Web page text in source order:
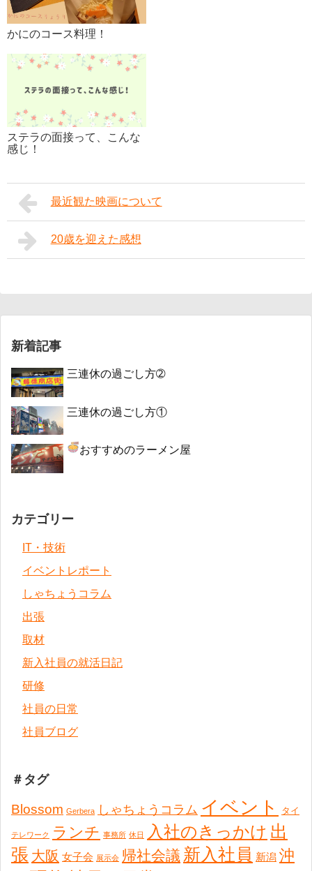
かにのコース料理！
ステラの面接って、こんな
感じ！
最近観た映画について
20歳を迎えた感想
新着記事
三連休の過ごし方➁
三連休の過ごし方①
おすすめのラーメン屋
カテゴリー
IT・技術
イベントレポート
しゃちょうコラム
出張
取材
新入社員の就活日記
研修
社員の日常
社員ブログ
＃タグ
Blossom Gerbera しゃちょうコラム イベント タイ
テレワーク ランチ 事務所 休日 入社のきっかけ 出
張 大阪 女子会 展示会 帰社会議 新入社員 新潟 沖